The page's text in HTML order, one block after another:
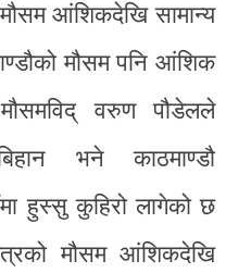
आंशिकदेखि सामान्य
मौसम पनि आंशिक
वरुण पौडेलले
भने काठमाण्डौ
हुस्सु कुहिरो लागेको छ
मौसम आंशिकदेखि